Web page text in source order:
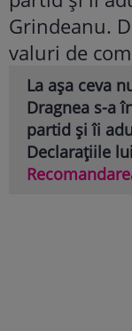
La așa ceva
Dragnea s-a
partid și îi
Declarațiile